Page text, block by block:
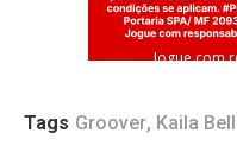
Jogue com
Tags Groover, Kaila